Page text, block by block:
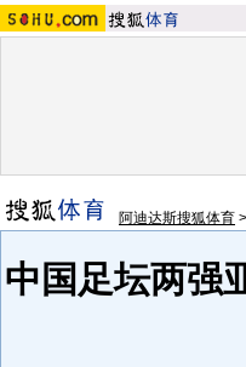
阿迪达斯搜狐体育 >
中国足坛两强